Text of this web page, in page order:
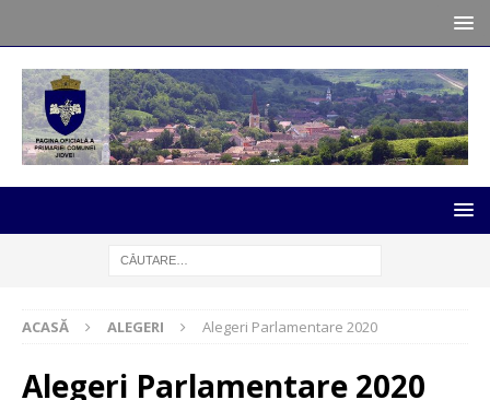
ACASĂ ALEGERI Alegeri Parlamentare 2020
Alegeri Parlamentare 2020